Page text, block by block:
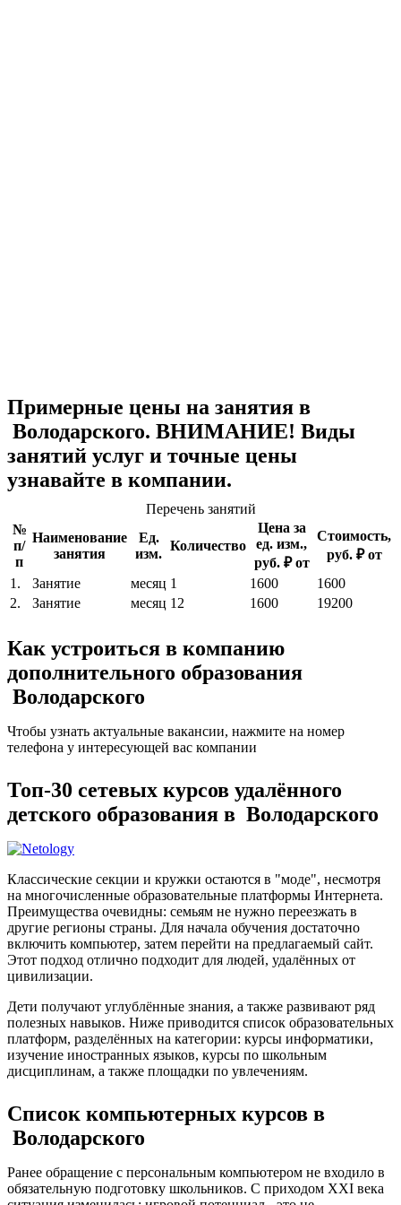
Примерные цены на занятия в
Володарского. ВНИМАНИЕ! Виды
занятий услуг и точные цены
узнавайте в компании.
Перечень занятий
№
п/
п
Наименование
занятия
Ед.
изм.
Количество
Цена за
ед. изм.,
руб. ₽ от
Стоимость,
руб. ₽ от
1.
Занятие месяц 1 1600
1600
2.
Занятие месяц 12 1600 19200
Как устроиться в компанию
дополнительного образования
Володарского
Чтобы узнать актуальные вакансии, нажмите на номер
телефона у интересующей вас компании
Топ-30 сетевых курсов удалённого
детского образования в Володарского
Классические секции и кружки остаются в "моде", несмотря
на многочисленные образовательные платформы Интернета.
Преимущества очевидны: семьям не нужно переезжать в
другие регионы страны. Для начала обучения достаточно
включить компьютер, затем перейти на предлагаемый сайт.
Этот подход отлично подходит для людей, удалённых от
цивилизации.
Дети получают углублённые знания, а также развивают ряд
полезных навыков. Ниже приводится список образовательных
платформ, разделённых на категории: курсы информатики,
изучение иностранных языков, курсы по школьным
дисциплинам, а также площадки по увлечениям.
Список компьютерных курсов в
Володарского
Ранее обращение с персональным компьютером не входило в
обязательную подготовку школьников. С приходом XXI века